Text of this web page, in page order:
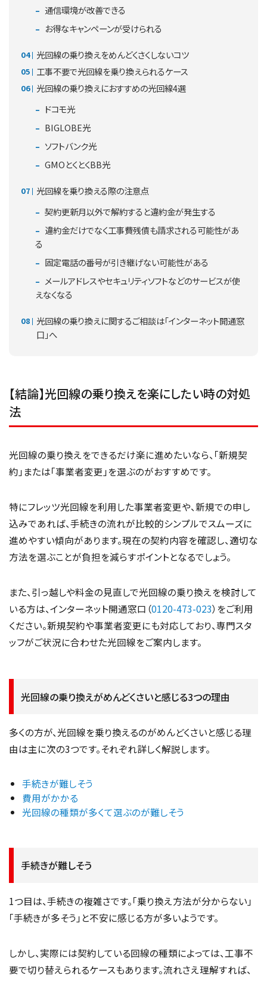
通信環境が改善できる
お得なキャンペーンが受けられる
光回線の乗り換えをめんどくさくしないコツ
工事不要で光回線を乗り換えられるケース
光回線の乗り換えにおすすめの光回線4選
ドコモ光
BIGLOBE光
ソフトバンク光
GMOとくとくBB光
光回線を乗り換える際の注意点
契約更新月以外で解約すると違約金が発生する
違約金だけでなく工事費残債も請求される可能性があ
る
固定電話の番号が引き継げない可能性がある
メールアドレスやセキュリティソフトなどのサービスが使
えなくなる
光回線の乗り換えに関するご相談は「インターネット開通窓
口」へ
【結論】光回線の乗り換えを楽にしたい時の対処
法
光回線の乗り換えをできるだけ楽に進めたいなら、「新規契
約」または「事業者変更」を選ぶのがおすすめです。
特にフレッツ光回線を利用した事業者変更や、新規での申し
込みであれば、手続きの流れが比較的シンプルでスムーズに
進めやすい傾向があります。現在の契約内容を確認し、適切な
方法を選ぶことが負担を減らすポイントとなるでしょう。
また、引っ越しや料金の見直しで光回線の乗り換えを検討して
いる方は、インターネット開通窓口（0120-473-023）をご利用
ください。新規契約や事業者変更にも対応しており、専門スタ
ッフがご状況に合わせた光回線をご案内します。
光回線の乗り換えがめんどくさいと感じる3つの理由
多くの方が、光回線を乗り換えるのがめんどくさいと感じる理
由は主に次の3つです。それぞれ詳しく解説します。
手続きが難しそう
費用がかかる
光回線の種類が多くて選ぶのが難しそう
手続きが難しそう
1つ目は、手続きの複雑さです。「乗り換え方法が分からない」
「手続きが多そう」と不安に感じる方が多いようです。
しかし、実際には契約している回線の種類によっては、工事不
要で切り替えられるケースもあります。流れさえ理解すれば、